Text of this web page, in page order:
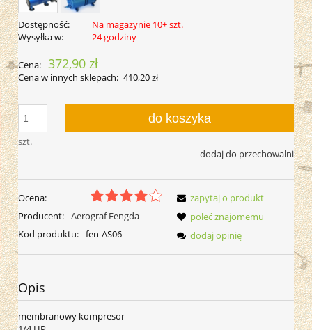
Dostępność:
Na magazynie 10+ szt.
Wysyłka w:
24 godziny
Cena: 372,90 zł
Cena w innych sklepach: 410,20 zł
szt.
do koszyka
dodaj do przechowalni
Ocena:
Producent: Aerograf Fengda
Kod produktu: fen-AS06
zapytaj o produkt
poleć znajomemu
dodaj opinię
Opis
membranowy kompresor